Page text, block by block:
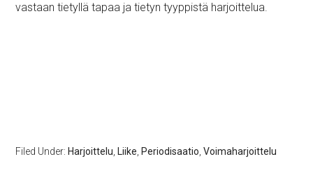
vastaan tietyllä tapaa ja tietyn tyyppistä harjoittelua.
Filed Under: Harjoittelu Liike Periodisaatio ,Voimaharjoittelu